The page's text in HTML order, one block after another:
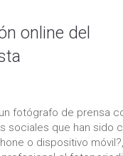
online del
fotógrafo de prensa
sociales que han sido
o dispositivo